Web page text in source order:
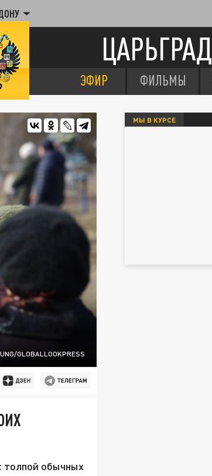
ЦАРЬГРАД
ЭФИР ФИЛЬМЫ
GLOBALLOOKPRESS
толпой обычных
МЫ В КУРСЕ